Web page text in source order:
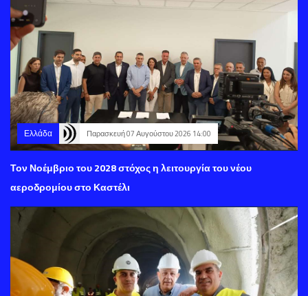
Ελλάδα Παρασκευή 07 Αυγούστου 2026 14:00
Τον Νοέμβριο του 2028 στόχος η λειτουργία του νέου
αεροδρομίου στο Καστέλι